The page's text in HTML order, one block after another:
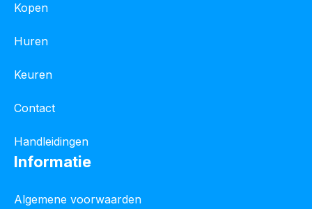
Kopen
Huren
Keuren
Contact
Handleidingen
Informatie
Algemene voorwaarden